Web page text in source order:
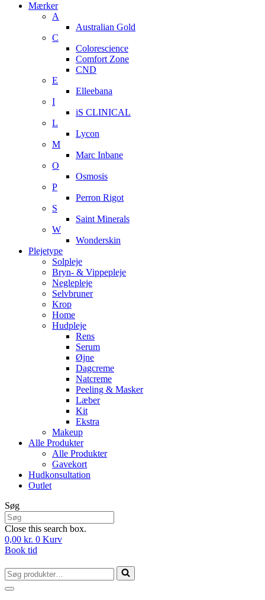
Mærker
A
Australian Gold
C
Colorescience
Comfort Zone
CND
E
Elleebana
I
iS CLINICAL
L
Lycon
M
Marc Inbane
O
Osmosis
P
Perron Rigot
S
Saint Minerals
W
Wonderskin
Plejetype
Solpleje
Bryn- & Vippepleje
Neglepleje
Selvbruner
Krop
Home
Hudpleje
Rens
Serum
Øjne
Dagcreme
Natcreme
Peeling & Masker
Læber
Kit
Ekstra
Makeup
Alle Produkter
Alle Produkter
Gavekort
Hudkonsultation
Outlet
Søg
Close this search box.
0,00 kr. 0 Kurv
Book tid
Søg
efter...